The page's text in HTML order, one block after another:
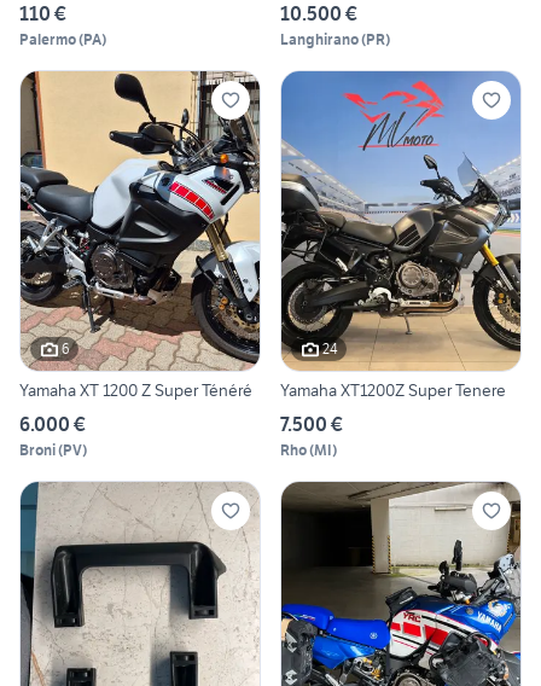
110 €
Palermo(PA)
10.500 €
Langhirano(PR)
6
Yamaha XT 1200 Z Super Ténéré
6.000 €
Broni(PV)
24
Yamaha XT1200Z Super Tenere
7.500 €
Rho(MI)